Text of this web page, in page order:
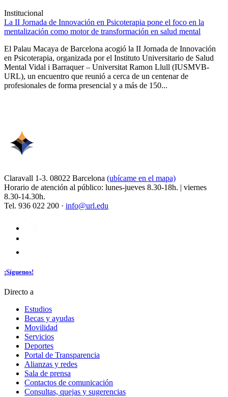
Institucional
La II Jornada de Innovación en Psicoterapia pone el foco en la
mentalización como motor de transformación en salud mental
El Palau Macaya de Barcelona acogió la II Jornada de Innovación
en Psicoterapia, organizada por el Instituto Universitario de Salud
Mental Vidal i Barraquer – Universitat Ramon Llull (IUSMVB-
URL), un encuentro que reunió a cerca de un centenar de
profesionales de forma presencial y a más de 150...
Claravall 1-3. 08022 Barcelona (ubícame en el mapa)
Horario de atención al público: lunes-jueves 8.30-18h. | viernes
8.30-14.30h.
Tel. 936 022 200 · info@url.edu
¡Síguenos!
Directo a
Estudios
Becas y ayudas
Movilidad
Servicios
Deportes
Portal de Transparencia
Alianzas y redes
Sala de prensa
Contactos de comunicación
Consultas, quejas y sugerencias